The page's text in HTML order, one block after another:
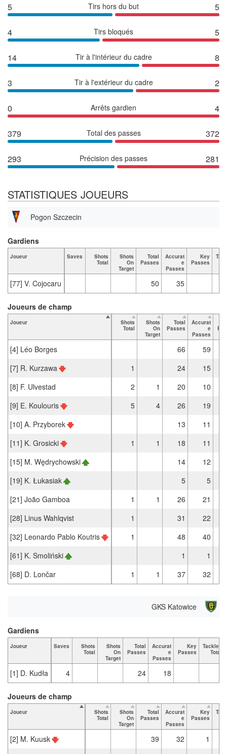
5 Tirs hors du but 5
4 Tirs bloqués 5
14 Tir à l'intérieur du cadre 8
3 Tir à l'extérieur du cadre 2
0 Arrêts gardien 4
379 Total des passes 372
293 Précision des passes 281
STATISTIQUES JOUEURS
Pogon Szczecin
Joueur Saves
Shots
Total
Shots
On
Target
Total
Passes
Accurat
e
Passes
Key
Passes
[77] V. Cojocaru 50 35
Gardiens
Joueur
Shots
Total
Shots
On
Target
Total
Passes
Accurat
e
Passes
[4] Léo Borges 66
59
[7] R. Kurzawa
1 24
15
[8] F. Ulvestad
2 1 20
10
[9] E. Koulouris
5 4 26
19
[10] A. Przyborek
13
11
[11] K. Grosicki
1 1 18
11
[15] M. Wędrychowski
14
12
[19] K. Łukasiak
5
5
[21] João Gamboa
1 1 26
21
[28] Linus Wahlqvist
1 31
22
[32] Leonardo Pablo Koutris
1 48
40
[61] K. Smoliński
1
1
[68] D. Lončar
1 1 37 32
Joueurs de champ
GKS Katowice
Joueur Saves
Shots
Total
Shots
On
Target
Total
Passes
Accurat
e
Passes
Key
Passes
Tackles
Total
[1] D. Kudła 4 24 18
Gardiens
Joueur
Shots
Total
Shots
On
Target
Total
Passes
Accurat
e
Passes
Key
Passes
[2] M. Kuusk 39 32
1
Joueurs de champ